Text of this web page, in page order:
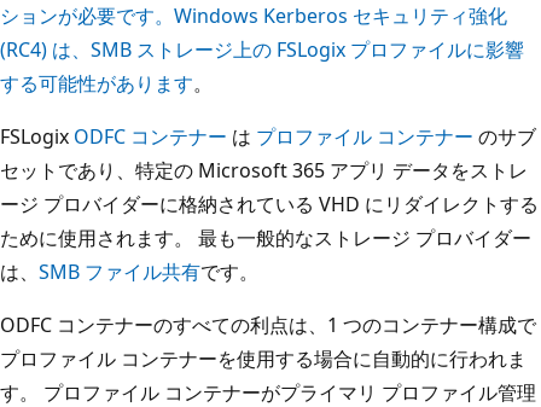
ションが必要です。Windows Kerberos セキュリティ強化
(RC4) は、SMB ストレージ上の FSLogix プロファイルに影響
する可能性があります。
FSLogix ODFC コンテナー は プロファイル コンテナー のサブ
セットであり、特定の Microsoft 365 アプリ データをストレ
ージ プロバイダーに格納されている VHD にリダイレクトする
ために使用されます。 最も一般的なストレージ プロバイダー
は、 SMB ファイル共有です。
ODFC コンテナーのすべての利点は、1 つのコンテナー構成で
プロファイル コンテナーを使用する場合に自動的に行われま
す。 プロファイル コンテナーがプライマリ プロファイル管理